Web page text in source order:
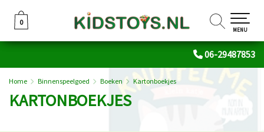
06-29487853
0
0
MENU
Home Binnenspeelgoed Boeken Kartonboekjes
KARTONBOEKJES